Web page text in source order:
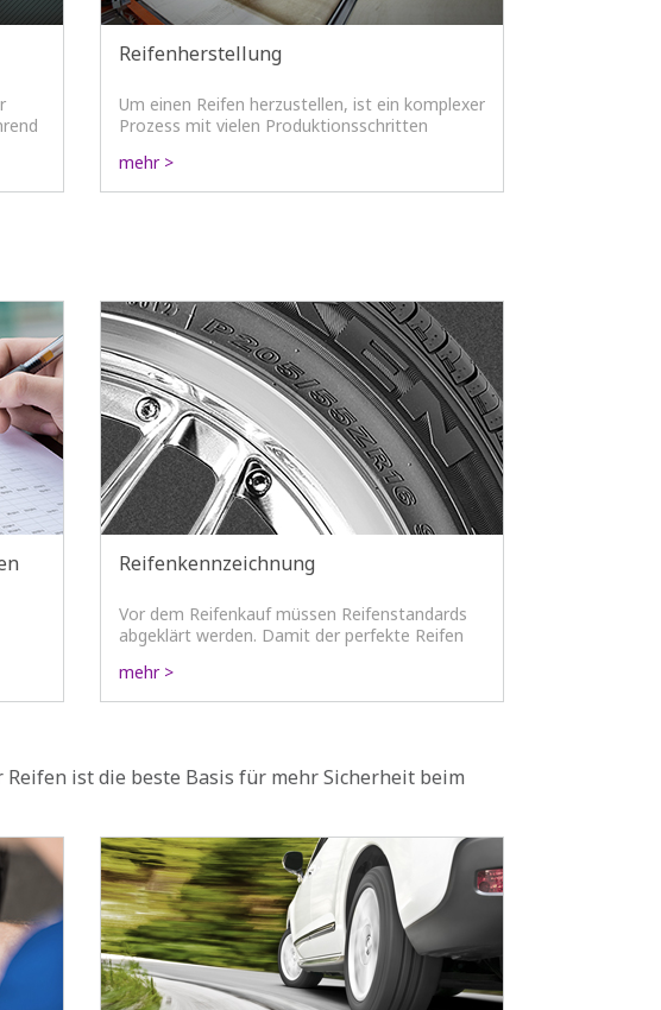
Reifenherstellung
Um einen Reifen herzustellen, ist ein komplexer
Prozess mit vielen Produktionsschritten
mehr >
Reifenkennzeichnung
Vor dem Reifenkauf müssen Reifenstandards
abgeklärt werden. Damit der perfekte Reifen
Informationen vorhanden sein.
mehr >
Reifen ist die beste Basis für mehr Sicherheit beim